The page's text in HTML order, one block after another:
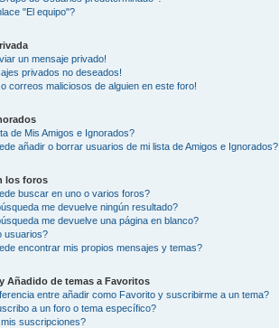
"El equipo"?
un mensaje privado!
privados no deseados!
correos maliciosos de alguien en este foro!
de Mis Amigos e Ignorados?
añadir o borrar usuarios de mi lista de Amigos e Ignorados?
los foros
buscar en uno o varios foros?
me devuelve ningún resultado?
me devuelve una página en blanco?
usuarios?
encontrar mis propios mensajes y temas?
Añadido de temas a Favoritos
entre añadir como Favorito y suscribirme a un tema?
a un foro o tema específico?
suscripciones?